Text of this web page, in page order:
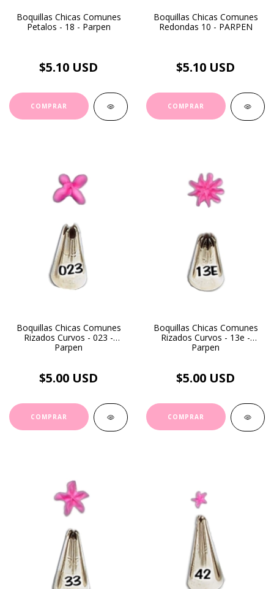
Boquillas Chicas Comunes
Petalos - 18 - Parpen
$5.10 USD
Boquillas Chicas Comunes
Redondas 10 - PARPEN
$5.10 USD
Boquillas Chicas Comunes
Rizados Curvos - 023 -
Parpen
$5.00 USD
Boquillas Chicas Comunes
Rizados Curvos - 13e -
Parpen
$5.00 USD